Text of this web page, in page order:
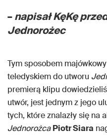
–napisał KęKę
Jednorożec
Tym sposobem
teledyskiem do utworu
premierą klipu
utwór, jest jednym z jego
tych, które znalazły się na
Jednorożca Piotr Siara